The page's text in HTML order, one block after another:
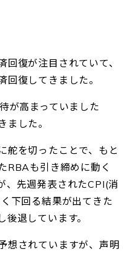
復が注目されていて、
回復してきました。
が高まっていました
ました。
舵を切ったことで、もと
RBAも引き締めに動く
、先週発表されたCPI(消
下回る結果が出てきた
退しています。
想されていますが、声明